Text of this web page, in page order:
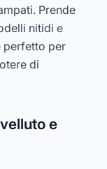
Prende
nitidi e
perfetto per
di
e